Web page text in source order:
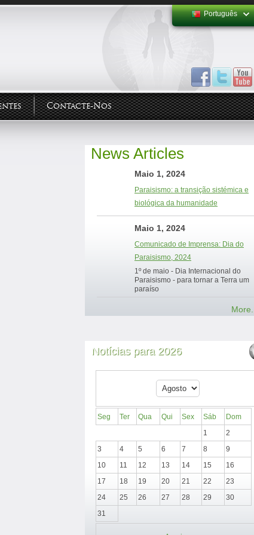
Português
Contacte-Nos
News Articles
Maio 1, 2024
Paraisismo: a transição sistémica e
biológica da humanidade
Maio 1, 2024
Comunicado de Imprensa: Dia do
Paraisismo, 2024
1º de maio - Dia Internacional do
Paraisismo - para tornar a Terra um
paraíso
More...
Notícias para 2026
Seg Ter Qua Qui Sex Sáb
Dom
1
2
3
4 5 6 7 8
9
10
11 12 13 14 15
16
17
18 19 20 21 22
23
24
25 26 27 28 29
30
31